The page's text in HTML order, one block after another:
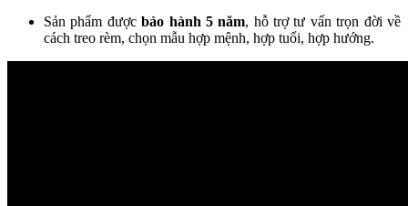
Sản phẩm đượcbảo hành 5 năm, hỗ trợ tư vấn trọn đời về
cách treo rèm, chọn mẫu hợp mệnh, hợp tuổi, hợp hướng.